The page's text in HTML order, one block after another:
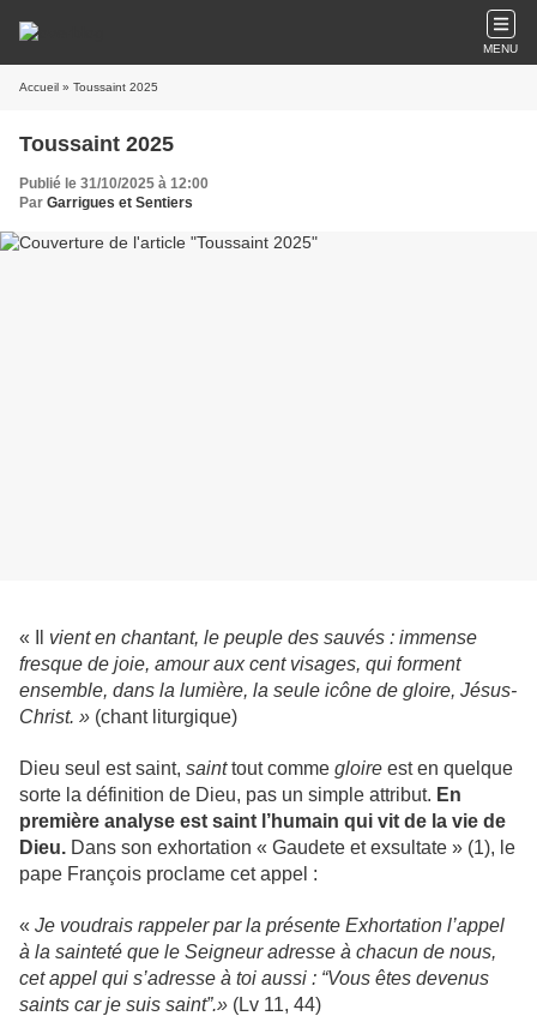
MENU
Accueil » Toussaint 2025
Toussaint 2025
Publié le 31/10/2025 à 12:00
Par Garrigues et Sentiers
« Il vient en chantant, le peuple des sauvés : immense
fresque de joie, amour aux cent visages, qui forment
ensemble, dans la lumière, la seule icône de gloire, Jésus-
Christ. » (chant liturgique)
Dieu seul est saint, sainttout comme gloire est en quelque
sorte la définition de Dieu, pas un simple attribut. En
première analyse est saint l’humain qui vit de la vie de
Dieu. Dans son exhortation « Gaudete et exsultate » (1), le
pape François proclame cet appel :
« Je voudrais rappeler par la présente Exhortation l’appel
à la sainteté que le Seigneur adresse à chacun de nous,
cet appel qui s’adresse à toi aussi : “Vous êtes devenus
saints car je suis saint”.» (Lv 11, 44)